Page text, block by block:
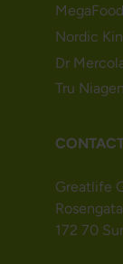
MegaFood
Nordic
Dr
Tru Niagen
Greatlife
172 70